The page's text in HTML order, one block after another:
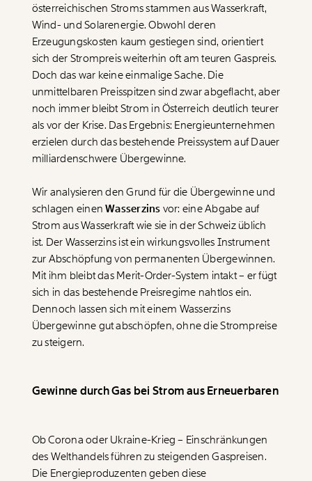
österreichischen Stroms stammen aus Wasserkraft,
Wind- und Solarenergie. Obwohl deren
Erzeugungskosten kaum gestiegen sind, orientiert
sich der Strompreis weiterhin oft am teuren Gaspreis.
Doch das war keine einmalige Sache. Die
unmittelbaren Preisspitzen sind zwar abgeflacht, aber
noch immer bleibt Strom in Österreich deutlich teurer
als vor der Krise. Das Ergebnis: Energieunternehmen
erzielen durch das bestehende Preissystem auf Dauer
milliardenschwere Übergewinne.
Wir analysieren den Grund für die Übergewinne und
schlagen einenWasserzins vor: eine Abgabe auf
Strom aus Wasserkraft wie sie in der Schweiz üblich
ist. Der Wasserzins ist ein wirkungsvolles Instrument
zur Abschöpfung von permanenten Übergewinnen.
Mit ihm bleibt das Merit-Order-System intakt – er fügt
sich in das bestehende Preisregime nahtlos ein.
Dennoch lassen sich mit einem Wasserzins
Übergewinne gut abschöpfen, ohne die Strompreise
zu steigern.
Gewinne durch Gas bei Strom aus Erneuerbaren
Ob Corona oder Ukraine-Krieg – Einschränkungen
des Welthandels führen zu steigenden Gaspreisen.
Die Energieproduzenten geben diese